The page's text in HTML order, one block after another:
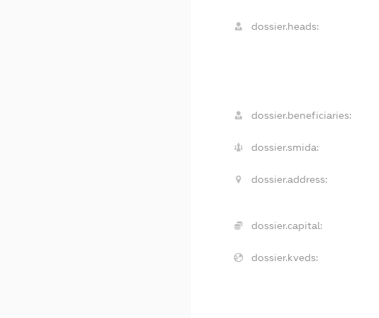
dossier.heads:
dossier.beneficiaries:
dossier.smida:
dossier.address:
dossier.capital:
dossier.kveds: